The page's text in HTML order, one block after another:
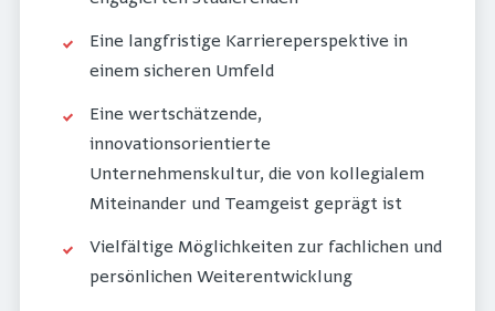
Eine langfristige Karriereperspektive in
einem sicheren Umfeld
Eine wertschätzende,
innovationsorientierte
Unternehmenskultur, die von kollegialem
Miteinander und Teamgeist geprägt ist
Vielfältige Möglichkeiten zur fachlichen und
persönlichen Weiterentwicklung